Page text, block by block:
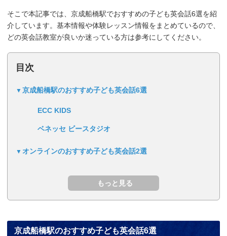
そこで本記事では、京成船橋駅でおすすめの子ども英会話6選を紹
介しています。基本情報や体験レッスン情報をまとめているので、
どの英会話教室が良いか迷っている方は参考にしてください。
目次
京成船橋駅のおすすめ子ども英会話6選
ECC KIDS
ベネッセ ビースタジオ
オンラインのおすすめ子ども英会話2選
京成船橋駅のおすすめ子ども英会話6選